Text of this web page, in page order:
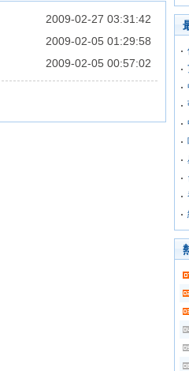
2009-02-27 03:31:42
2009-02-05 01:29:58
2009-02-05 00:57:02